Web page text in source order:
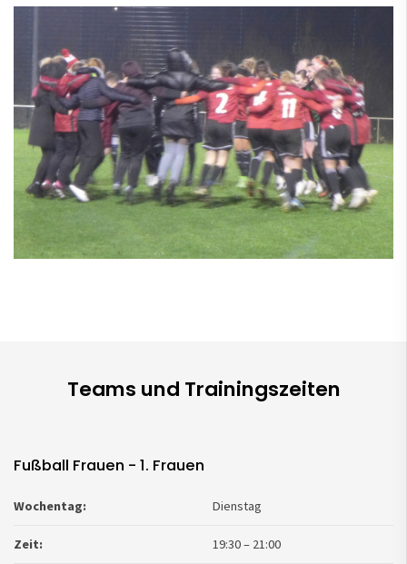
Teams und Trainingszeiten
Fußball Frauen - 1. Frauen
Wochentag: Dienstag
Zeit: 19:30– 21:00